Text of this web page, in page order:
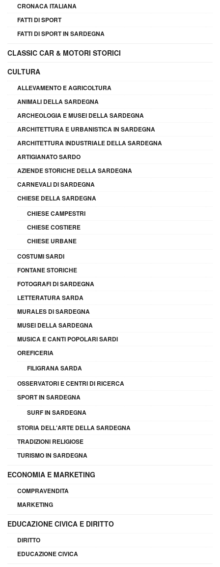
CRONACA ITALIANA
FATTI DI SPORT
FATTI DI SPORT IN SARDEGNA
CLASSIC CAR & MOTORI STORICI
CULTURA
ALLEVAMENTO E AGRICOLTURA
ANIMALI DELLA SARDEGNA
ARCHEOLOGIA E MUSEI DELLA SARDEGNA
ARCHITETTURA E URBANISTICA IN SARDEGNA
ARCHITETTURA INDUSTRIALE DELLA SARDEGNA
ARTIGIANATO SARDO
AZIENDE STORICHE DELLA SARDEGNA
CARNEVALI DI SARDEGNA
CHIESE DELLA SARDEGNA
CHIESE CAMPESTRI
CHIESE COSTIERE
CHIESE URBANE
COSTUMI SARDI
FONTANE STORICHE
FOTOGRAFI DI SARDEGNA
LETTERATURA SARDA
MURALES DI SARDEGNA
MUSEI DELLA SARDEGNA
MUSICA E CANTI POPOLARI SARDI
OREFICERIA
FILIGRANA SARDA
OSSERVATORI E CENTRI DI RICERCA
SPORT IN SARDEGNA
SURF IN SARDEGNA
STORIA DELL'ARTE DELLA SARDEGNA
TRADIZIONI RELIGIOSE
TURISMO IN SARDEGNA
ECONOMIA E MARKETING
COMPRAVENDITA
MARKETING
EDUCAZIONE CIVICA E DIRITTO
DIRITTO
EDUCAZIONE CIVICA